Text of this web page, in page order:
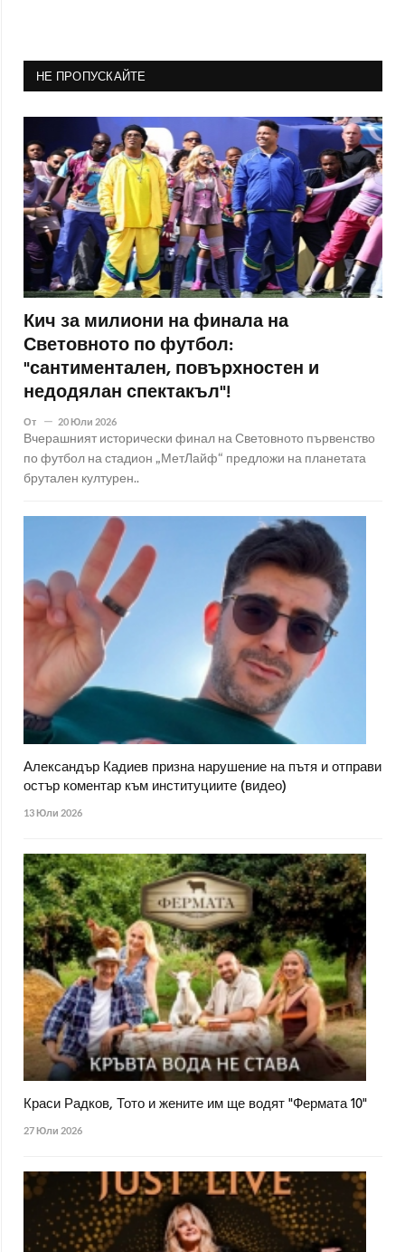
НЕ ПРОПУСКАЙТЕ
Кич за милиони на финала на
Световното по футбол:
"сантиментален, повърхностен и
недодялан спектакъл"!
От 20 Юли 2026
Вчерашният исторически финал на Световното първенство
по футбол на стадион „МетЛайф“ предложи на планетата
брутален културен..
Александър Кадиев призна нарушение на пътя и отправи
остър коментар към институциите (видео)
13 Юли 2026
Краси Радков, Тото и жените им ще водят "Фермата 10"
27 Юли 2026